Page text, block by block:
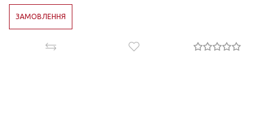
ЗАМОВЛЕННЯ